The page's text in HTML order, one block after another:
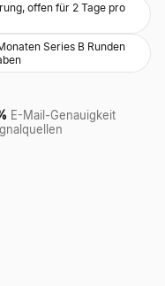
offen für 2 Tage pro
Series B Runden
E-Mail-Genauigkeit